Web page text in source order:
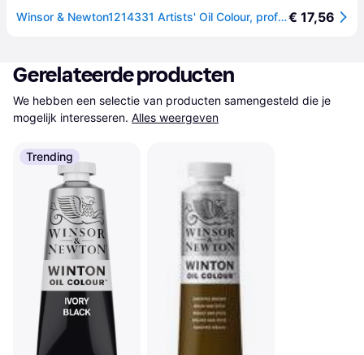
Winsor & Newton1214331 Artists' Oil Colour, professionele olieverf met maximale pigmentering en lichtechtheid - 37ml, Ivory Black€ 17,56
Gerelateerde producten
We hebben een selectie van producten samengesteld die je
mogelijk interesseren. Alles weergeven
Trending